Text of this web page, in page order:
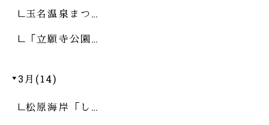
玉名温泉まつ…
「立願寺公園…
3月(14)
松原海岸「し…